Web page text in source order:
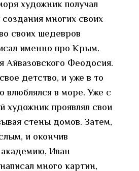
художник получал
многих своих
своих шедевров
именно про Крым.
Айвазовского Феодосия.
детство, и уже в то
влюблялся в море. Уже с
художник проявлял свои
стены домов. Затем,
и окончив
Иван
много картин,